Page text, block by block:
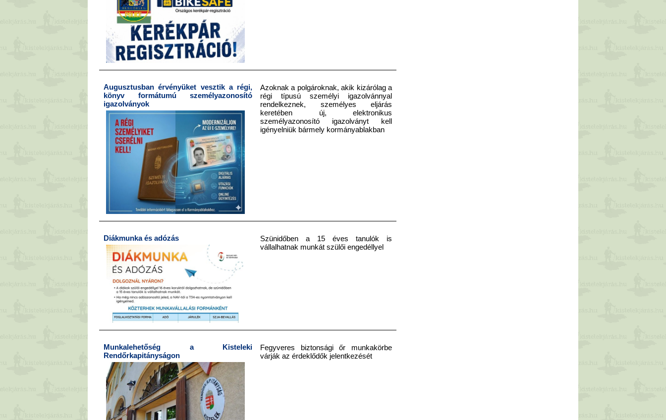
Augusztusban érvényüket vesztik a régi,
könyv formátumú személyazonosító
igazolványok
Azoknak a polgároknak, akik kizárólag a
régi típusú személyi igazolvánnyal
rendelkeznek, személyes eljárás
keretében új, elektronikus
személyazonosító igazolványt kell
igényelniük bármely kormányablakban
Diákmunka és adózás
Szünidőben a 15 éves tanulók is
vállalhatnak munkát szülői engedéllyel
Munkalehetőség a Kisteleki
Rendőrkapitányságon
Fegyveres biztonsági őr munkakörbe
várják az érdeklődők jelentkezését